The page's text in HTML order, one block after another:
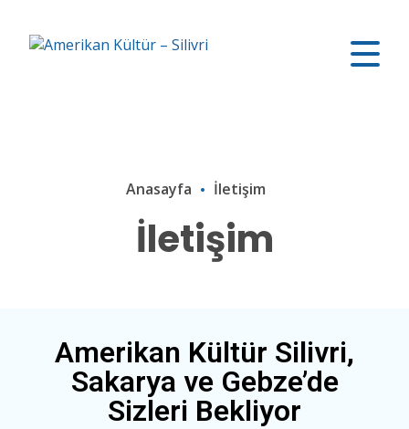
Anasayfa İletişim
İletişim
Amerikan Kültür Silivri,
Sakarya ve Gebze’de
Sizleri Bekliyor